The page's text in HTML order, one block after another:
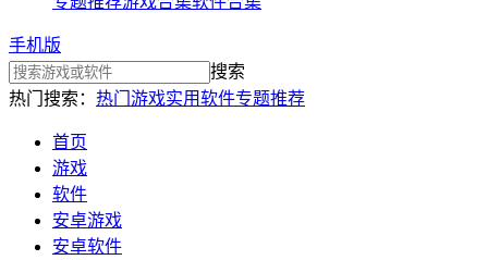
手机版
搜索
热门搜索： 热门游戏实用软件专题推荐
首页
游戏
软件
安卓游戏
安卓软件